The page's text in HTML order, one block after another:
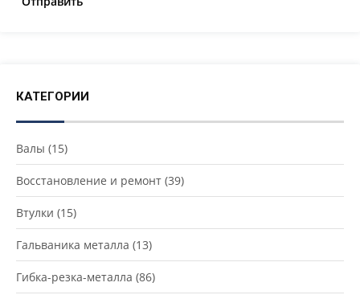
КАТЕГОРИИ
Валы (15)
Восстановление и ремонт (39)
Втулки (15)
Гальваника металла (13)
Гибка-резка-металла (86)